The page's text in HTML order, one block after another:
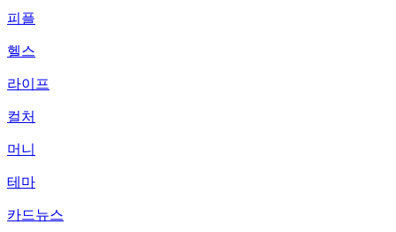
피플
헬스
라이프
컬처
머니
테마
카드뉴스